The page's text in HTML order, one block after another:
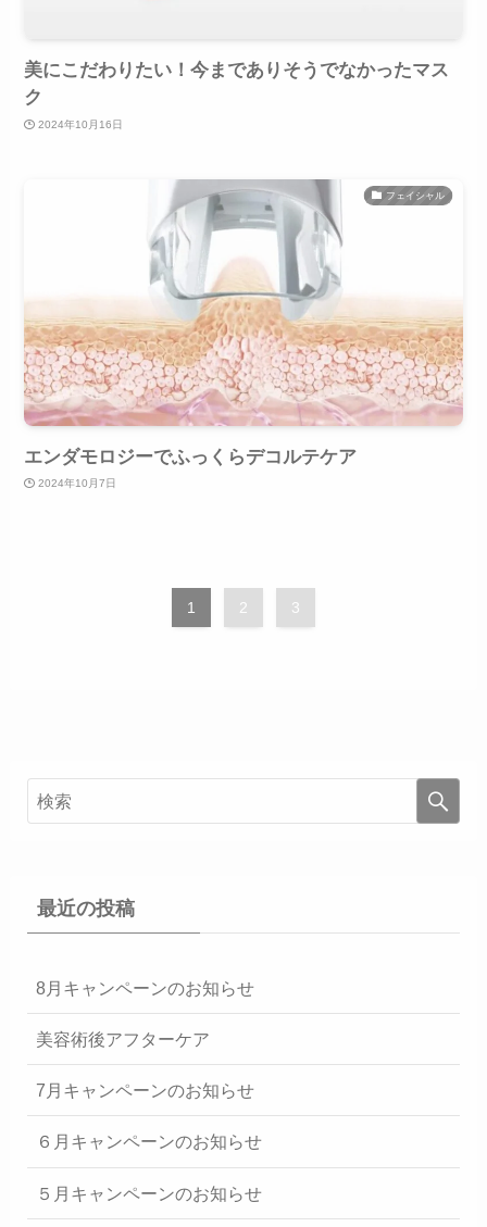
美にこだわりたい！今までありそうでなかったマス
ク
2024年10月16日
フェイシャル
エンダモロジーでふっくらデコルテケア
2024年10月7日
1 2 3
最近の投稿
8月キャンペーンのお知らせ
美容術後アフターケア
7月キャンペーンのお知らせ
６月キャンペーンのお知らせ
５月キャンペーンのお知らせ